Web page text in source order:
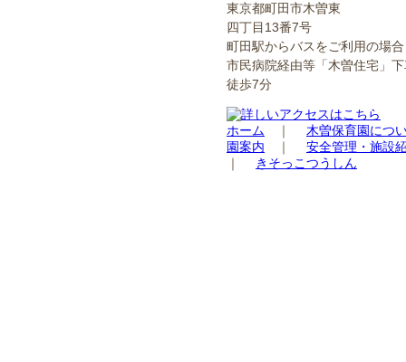
東京都町田市木曽東
四丁目13番7号
町田駅からバスをご利用の場合
市民病院経由等「木曽住宅」
徒歩7分
ホーム ｜ 木曽保育園につ
園案内 ｜ 安全管理・施設
｜
きそっこつうしん